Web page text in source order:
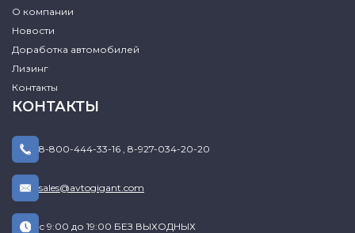
О компании
Новости
Доработка автомобилей
Лизинг
Контакты
КОНТАКТЫ
8-800-444-33-16 , 8-927-034-20-20
sales@avtogigant.com
с 9:00 до 19:00 БЕЗ ВЫХОДНЫХ